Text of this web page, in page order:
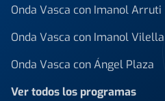
Onda Vasca con Imanol Arruti
Onda Vasca con Imanol Vilella
Onda Vasca con Ángel Plaza
Ver todos los programas